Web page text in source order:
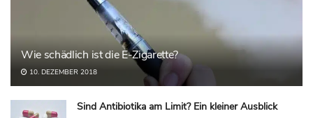
Wie schädlich ist die E-Zigarette?
10. DEZEMBER 2018
Sind Antibiotika am Limit? Ein kleiner Ausblick